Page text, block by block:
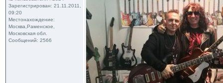
Зарегистрирован: 21.11.2011,
09:20
Местонахождение:
Москва,Раменское,
Московская обл.
Сообщений: 2566